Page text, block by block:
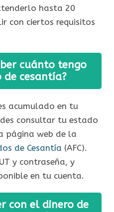
hasta 20
con ciertos requisitos
cuánto tengo
de cesantía?
acumulado en tu
consultar tu estado
página web de la
de Cesantía (AFC).
y contraseña, y
en tu cuenta.
con el dinero de